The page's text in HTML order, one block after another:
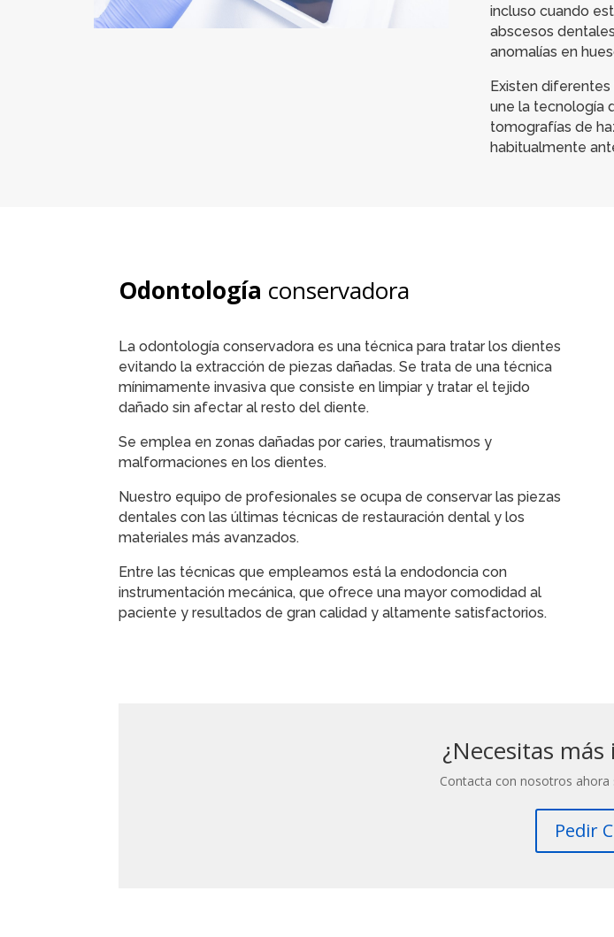
incluso cuando
abscesos
anomalías en
Existen
une la tecnología
tomografías de
habitualmente
Odontología conservadora
La odontología conservadora es una técnica para tratar los dientes
evitando la extracción de piezas dañadas. Se trata de una técnica
mínimamente invasiva que consiste en limpiar y tratar el tejido
dañado sin afectar al resto del diente.
Se emplea en zonas dañadas por caries, traumatismos y
malformaciones en los dientes.
Nuestro equipo de profesionales se ocupa de conservar las piezas
dentales con las últimas técnicas de restauración dental y los
materiales más avanzados.
Entre las técnicas que empleamos está la endodoncia con
instrumentación mecánica, que ofrece una mayor comodidad al
paciente y resultados de gran calidad y altamente satisfactorios.
¿Necesitas
Contacta con nosotros
Pedir